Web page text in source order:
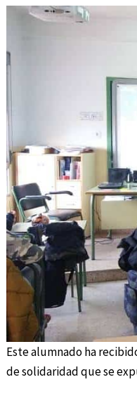
Este alumnado ha
de solidaridad que se